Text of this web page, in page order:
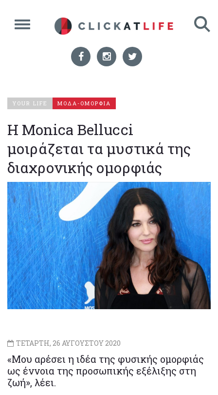
YOUR LIFE ΜΟΔΑ-ΟΜΟΡΦΙΑ
Η Monica Bellucci
μοιράζεται τα μυστικά της
διαχρονικής ομορφιάς
ΤΕΤΑΡΤΗ, 26 ΑΥΓΟΥΣΤΟΥ 2020
«Μου αρέσει η ιδέα της φυσικής ομορφιάς
ως έννοια της προσωπικής εξέλιξης στη
ζωή», λέει.